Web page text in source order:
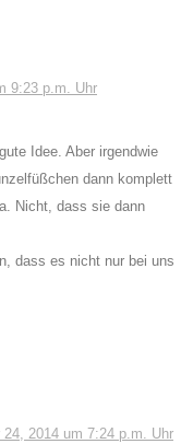
9:23 p.m. Uhr
Idee. Aber irgendwie
dann komplett
Nicht, dass sie dann
dass es nicht nur bei uns
24, 2014 um 7:24 p.m. Uhr